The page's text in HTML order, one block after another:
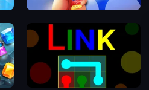
Twisted Tangle
Link